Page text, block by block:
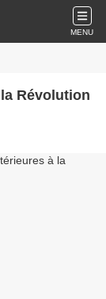
MENU
Révolution